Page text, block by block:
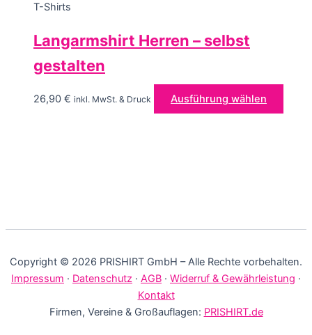
T-Shirts
Langarmshirt Herren – selbst
gestalten
26,90 € inkl. MwSt. & Druck Ausführung wählen
der
Copyright © 2026 PRISHIRT GmbH – Alle Rechte vorbehalten.
Impressum · Datenschutz · AGB · Widerruf & Gewährleistung ·
Kontakt
Firmen, Vereine & Großauflagen: PRISHIRT.de